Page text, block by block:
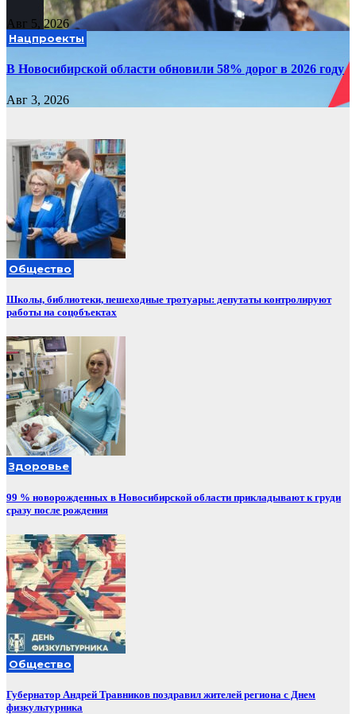
Авг 5, 2026
Нацпроекты
В Новосибирской области обновили 58% дорог в 2026 году
Авг 3, 2026
Общество
Школы, библиотеки, пешеходные тротуары: депутаты контролируют
работы на соцобъектах
Здоровье
99 % новорожденных в Новосибирской области прикладывают к груди
сразу после рождения
Общество
Губернатор Андрей Травников поздравил жителей региона с Днем
физкультурника